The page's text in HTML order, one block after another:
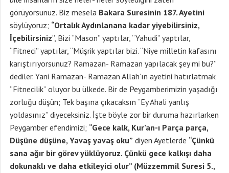
görüyorsunuz. Biz mesela Bakara Suresinin 187. Ayetini
söylüyoruz; “Ortalık Aydınlanana kadar yiyebilirsiniz,
İçebilirsiniz”, Bizi “Mason” yaptılar, “Yahudi” yaptılar,
“Fitneci” yaptılar, “Müşrik yaptılar bizi. “Niye milletin kafasını
karıştırıyorsunuz? Ramazan- Ramazan yapılacak şey mi bu?”
dediler. Yani Ramazan- Ramazan Allah’ın ayetini hatırlatmak
“Fitnecilik” oluyor bu ülkede. Bir de Peygamberimizin yaşadığı
zorluğu düşün; Tek başına çıkacaksın “Ey Ahali yanlış
yoldasınız” diyeceksiniz. İşte böyle zor bir duruma hazırlarken
Peygamber efendimizi; “Gece kalk, Kur’an-ı Parça parça,
Düşüne düşüne, Yavaş yavaş oku” diyen Ayetlerde “Çünkü
sana ağır bir görev yüklüyoruz. Çünkü gece kalkışı daha
dokunaklı ve daha etkileyici olur” (Müzzemmil Suresi 5.,